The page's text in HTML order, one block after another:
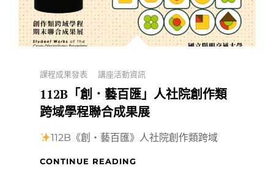
Categories
課程成果發表 講座活動資訊
112B「創．藝百匯」人社院創作類
跨域學程聯合成果展
112B《創・藝百匯》人社院創作類跨域
CONTINUE READING